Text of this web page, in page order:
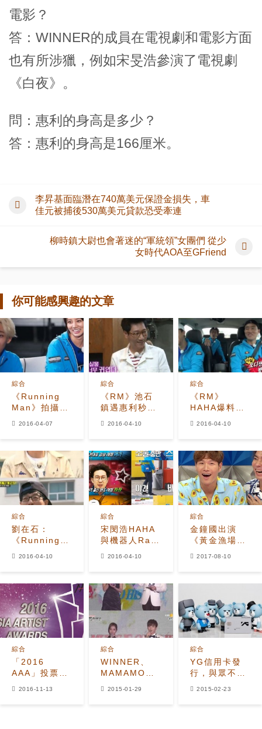
電影？
答：WINNER的成員在電視劇和電影方面
也有所涉獵，例如宋旻浩參演了電視劇
《白夜》。
問：惠利的身高是多少？
答：惠利的身高是166厘米。
李昇基面臨潛在740萬美元保證金損失，車
佳元被捕後530萬美元貸款恐受牽連
柳時鎮大尉也會著迷的“軍統領”女團們 從少
女時代AOA至GFriend
你可能感興趣的文章
《Running
Man》拍攝花
女”
綜合
2016-04-07
《RM》池石
鎮遇惠利秒變
綜合
2016-04-10
《RM》
HAHA爆料：
綜合
2016-04-10
劉在石：
《Running
綜合
2016-04-10
宋閔浩HAHA
與機器人Rap
Money》實力
也無用？
綜合
2016-04-10
金鐘國出演
《黃金漁場》
綜合
2017-08-10
「2016
AAA」投票結
綜合
2016-11-13
WINNER、
MAMAMOO
綜合
2015-01-29
YG信用卡發
行，與眾不同
綜合
2015-02-23